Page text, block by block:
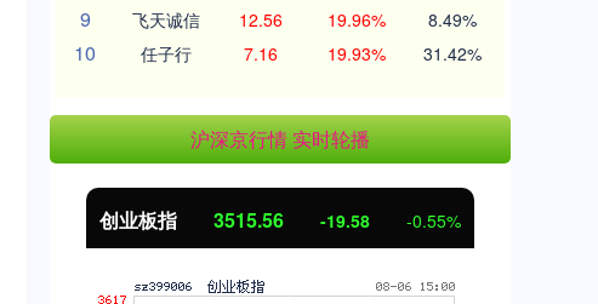
9 飞天诚信 12.56 19.96% 8.49%
10 任子行 7.16 19.93% 31.42%
沪深京行情 实时轮播
创业板指 3515.56 -19.58 -0.55%